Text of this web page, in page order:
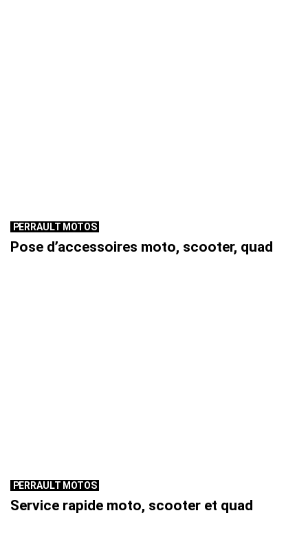
PERRAULT MOTOS
Pose d’accessoires moto, scooter, quad
PERRAULT MOTOS
Service rapide moto, scooter et quad